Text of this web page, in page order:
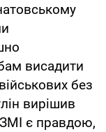
висадити
без
вирішив
є правдою,